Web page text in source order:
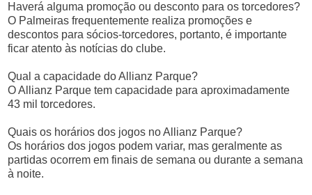
Haverá alguma promoção ou desconto para os torcedores?
O Palmeiras frequentemente realiza promoções e
descontos para sócios-torcedores, portanto, é importante
ficar atento às notícias do clube.
Qual a capacidade do Allianz Parque?
O Allianz Parque tem capacidade para aproximadamente
43 mil torcedores.
Quais os horários dos jogos no Allianz Parque?
Os horários dos jogos podem variar, mas geralmente as
partidas ocorrem em finais de semana ou durante a semana
à noite.